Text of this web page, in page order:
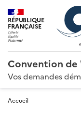
RÉPUBLIQUE
FRANÇAISE
Convention de
Vos demandes
Accueil